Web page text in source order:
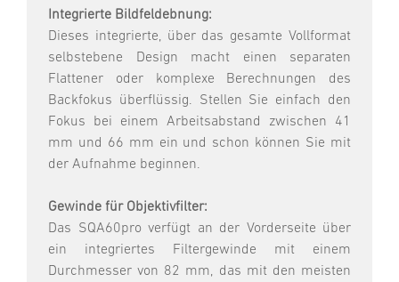
Integrierte Bildfeldebnung:
Dieses integrierte, über das gesamte Vollformat
selbstebene Design macht einen separaten
Flattener oder komplexe Berechnungen des
Backfokus überflüssig. Stellen Sie einfach den
Fokus bei einem Arbeitsabstand zwischen 41
mm und 66 mm ein und schon können Sie mit
der Aufnahme beginnen.
Gewinde für Objektivfilter:
Das SQA60pro verfügt an der Vorderseite über
ein integriertes Filtergewinde mit einem
Durchmesser von 82 mm, das mit den meisten